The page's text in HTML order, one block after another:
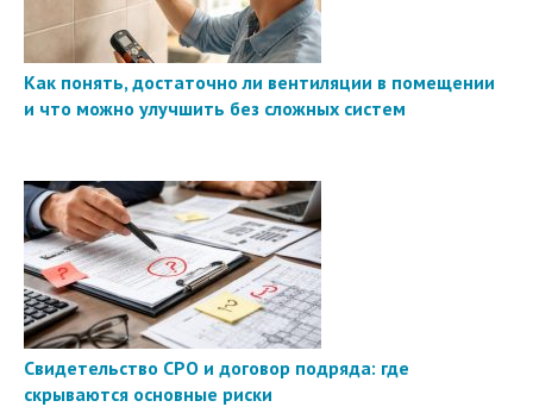
Как понять, достаточно ли вентиляции в помещении
и что можно улучшить без сложных систем
Свидетельство СРО и договор подряда: где
скрываются основные риски